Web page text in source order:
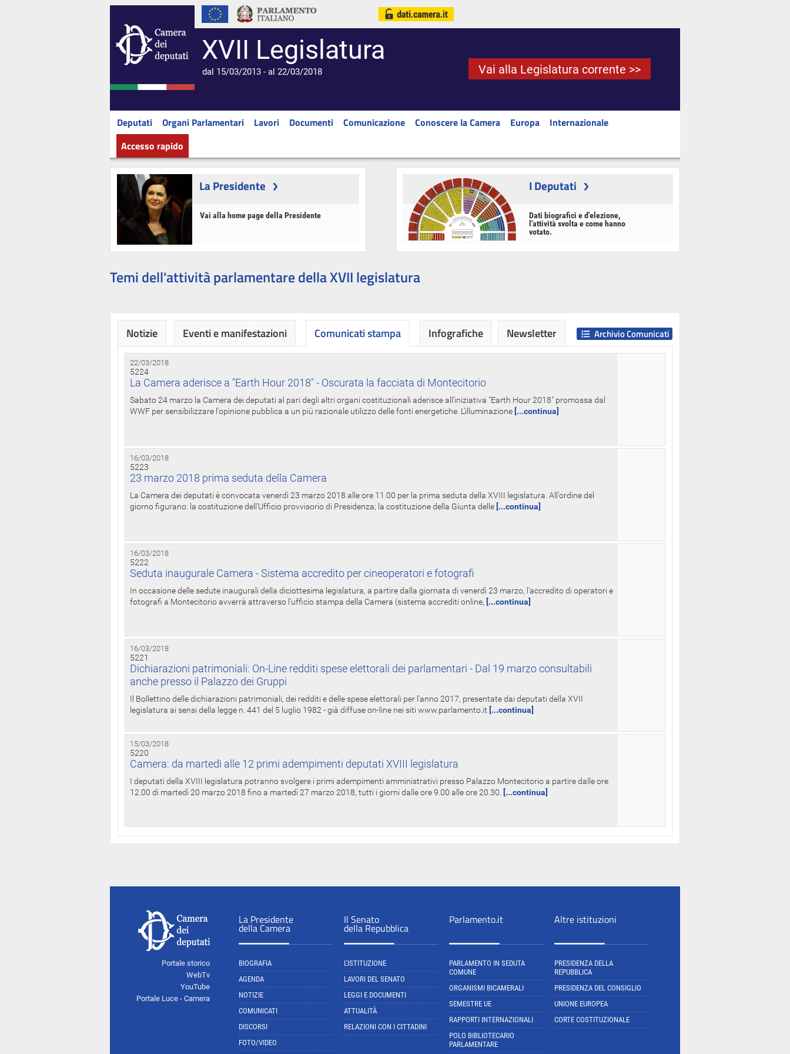
XVII Legislatura
dal 15/03/2013 - al 22/03/2018 Vai alla Legislatura corrente >>
Deputati Organi Parlamentari Lavori Documenti Comunicazione Conoscere la Camera Europa
Internazionale
Accesso rapido
La Presidente
Vai alla home page della Presidente
I Deputati
Dati biografici e d'elezione,
l'attività svolta e come hanno
votato.
Temi dell'attività parlamentare della XVII legislatura
Notizie Eventi e manifestazioni Comunicati stampa
22/03/2018
5224
La Camera aderisce a "Earth Hour 2018" - Oscurata la facciata di Montecitorio
Sabato 24 marzo la Camera dei deputati al pari degli altri organi costituzionali aderisce all'iniziativa "Earth Hour 2018" promossa dal
WWF per sensibilizzare l'opinione pubblica a un più razionale utilizzo delle fonti energetiche. L'illuminazione [...continua]
16/03/2018
5223
23 marzo 2018 prima seduta della Camera
La Camera dei deputati è convocata venerdì 23 marzo 2018 alle ore 11.00 per la prima seduta della XVIII legislatura. All'ordine del
giorno figurano: la costituzione dell'Ufficio provvisorio di Presidenza; la costituzione della Giunta delle [...continua]
16/03/2018
5222
Seduta inaugurale Camera - Sistema accredito per cineoperatori e fotografi
In occasione delle sedute inaugurali della diciottesima legislatura, a partire dalla giornata di venerdì 23 marzo, l'accredito di operatori e
fotografi a Montecitorio avverrà attraverso l'ufficio stampa della Camera (sistema accrediti online, [...continua]
16/03/2018
5221
Dichiarazioni patrimoniali: On-Line redditi spese elettorali dei parlamentari - Dal 19 marzo consultabili
anche presso il Palazzo dei Gruppi
Il Bollettino delle dichiarazioni patrimoniali, dei redditi e delle spese elettorali per l'anno 2017, presentate dai deputati della XVII
legislatura ai sensi della legge n. 441 del 5 luglio 1982 - già diffuse on-line nei siti www.parlamento.it [...continua]
15/03/2018
5220
Camera: da martedì alle 12 primi adempimenti deputati XVIII legislatura
I deputati della XVIII legislatura potranno svolgere i primi adempimenti amministrativi presso Palazzo Montecitorio a partire dalle ore
12.00 di martedì 20 marzo 2018 fino a martedì 27 marzo 2018, tutti i giorni dalle ore 9.00 alle ore 20.30.
[...continua]
Archivio Comunicati
Infografiche Newsletter
Portale storico
WebTv
YouTube
Portale Luce - Camera
La Presidente
della Camera
BIOGRAFIA
AGENDA
NOTIZIE
COMUNICATI
DISCORSI
FOTO/VIDEO
Il Senato
della Repubblica
L'ISTITUZIONE
LAVORI DEL SENATO
LEGGI E DOCUMENTI
ATTUALITÀ
RELAZIONI CON I CITTADINI
Parlamento.it
PARLAMENTO IN SEDUTA
COMUNE
ORGANISMI BICAMERALI
SEMESTRE UE
RAPPORTI INTERNAZIONALI
POLO BIBLIOTECARIO
PARLAMENTARE
Altre istituzioni
PRESIDENZA DELLA
REPUBBLICA
PRESIDENZA DEL CONSIGLIO
UNIONE EUROPEA
CORTE COSTITUZIONALE